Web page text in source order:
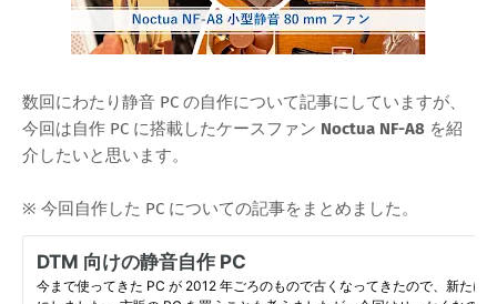
数回にわたり静音 PC の自作について記事にしていますが、
今回は自作 PC に搭載したケースファン Noctua NF-A8 を紹
介したいと思います。
※ 今回自作した PC についての記事をまとめました。